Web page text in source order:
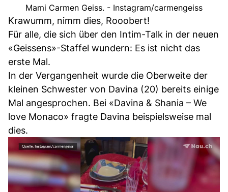
Mami Carmen Geiss. - Instagram/carmengeiss
Krawumm, nimm dies, Rooobert!
Für alle, die sich über den Intim-Talk in der neuen
«Geissens»-Staffel wundern: Es ist nicht das
erste Mal.
In der Vergangenheit wurde die Oberweite der
kleinen Schwester von Davina (20) bereits einige
Mal angesprochen. Bei «Davina & Shania – We
love Monaco» fragte Davina beispielsweise mal
dies.